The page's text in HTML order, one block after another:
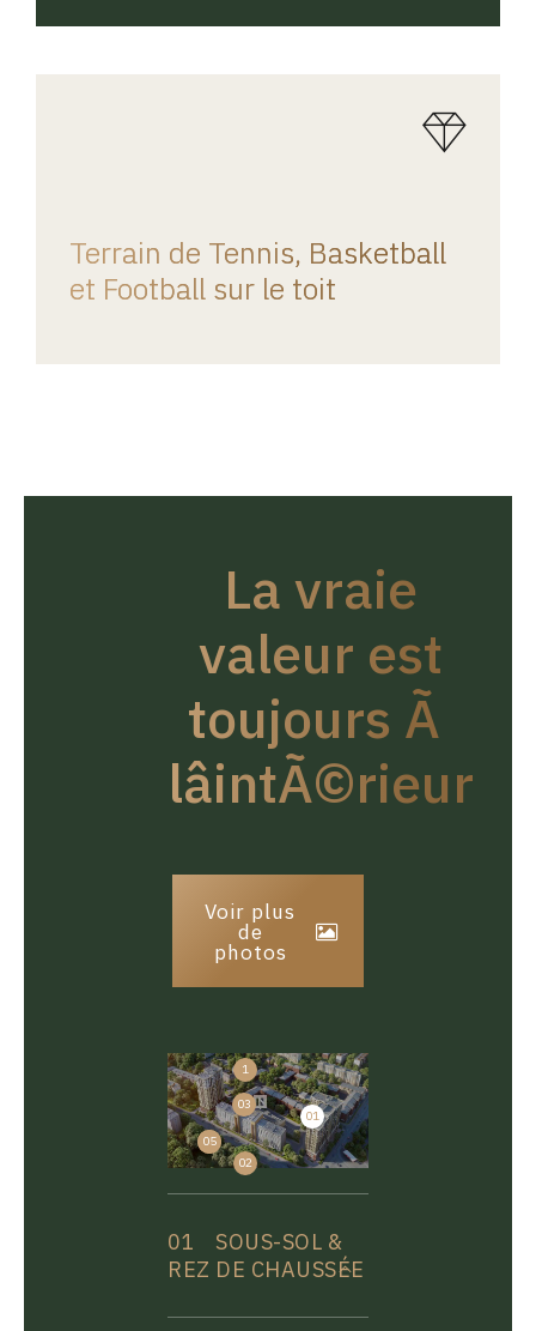
Terrain de Tennis, Basketball
et Football sur le toit
La vraie
valeur est
toujours Ã
lâintÃ©rieur
Voir plus
de
photos
01
1
02
03
04
05
01
SOUS-SOL &
REZ DE CHAUSSÉE